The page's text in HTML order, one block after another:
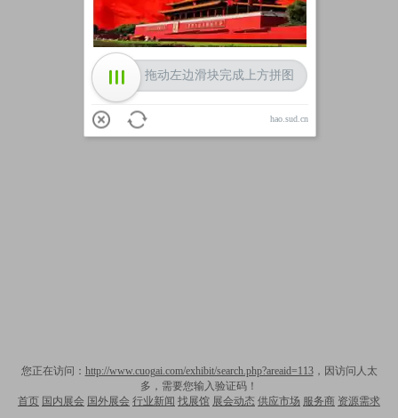
您正在访问： http://www.cuogai.com/exhibit/search.php?areaid=113，因访问人太
多，需要您输入验证码！
首页 国内展会 国外展会 行业新闻 找展馆 展会动态 供应市场 服务商 资源需求
拖动左边滑块完成上方拼图
hao.sud.cn